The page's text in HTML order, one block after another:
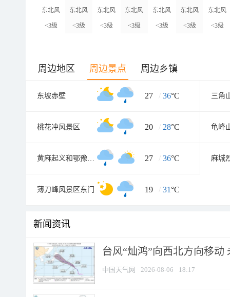
东北风
<3级
东北风
<3级
东北风
<3级
东北风
<3级
东北风
<3级
东北风
<3级
东北风
<3级
周边地区 周边景点 周边乡镇
东坡赤壁 27 / 36°C
桃花冲风景区 20 / 28°C 龟峰
黄麻起义和鄂豫皖苏区纪念园 27 / 36°C 麻城
薄刀峰风景区东门 19 / 31°C
新闻资讯
台风“灿鸿”向西北方向移动
中国天气网 2026-08-06 18:17